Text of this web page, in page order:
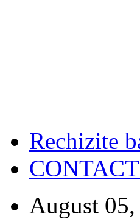
Rechizite
August